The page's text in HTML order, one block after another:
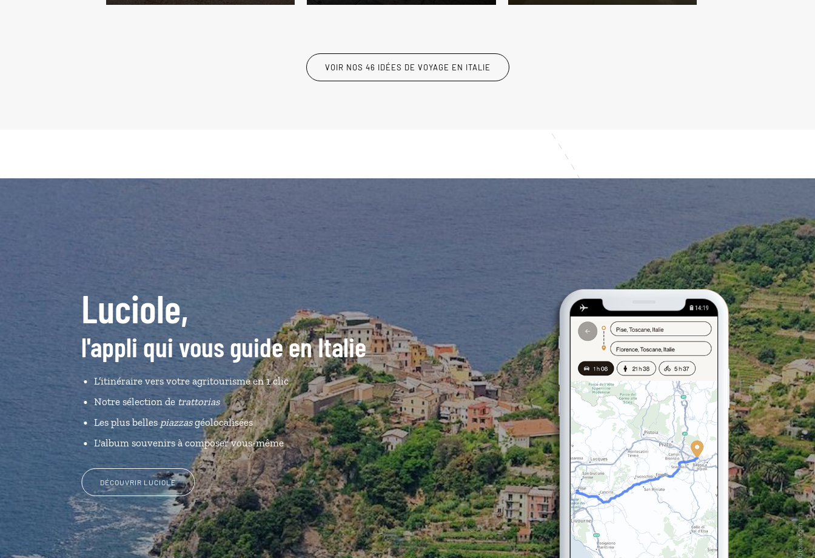
VOIR NOS 46 IDÉES DE VOYAGE EN ITALIE
Luciole,
l'appli qui vous guide en Italie
L’itinéraire vers votre agritourisme en 1 clic
Notre sélection de trattorias
Les plus bellespiazzasgéolocalisées
L'album souvenirs à composer vous-même
DÉCOUVRIR LUCIOLE